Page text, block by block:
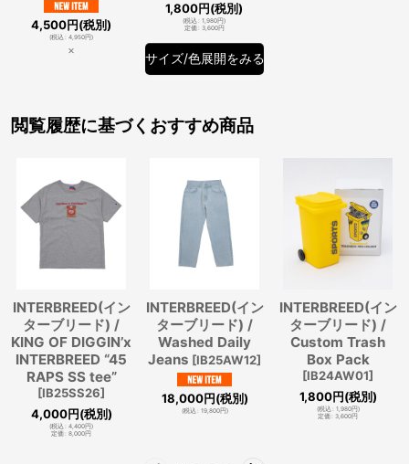
4,500円(税別)
(税込: 4,950円)
×
1,800円(税別)
(税込: 1,980円)
定価 : 3,600円
サイズ/色展開をみる
閲覧履歴に基づくおすすめ商品
INTERBREED(イン
ターブリード) /
KING OF DIGGIN’x
INTERBREED “45
RAPS SS tee”
[IB25SS26]
4,000円(税別)
(税込: 4,400円)
定価 : 8,000円
INTERBREED(イン
ターブリード) /
Washed Daily
Jeans [IB25AW12]
18,000円(税別)
(税込: 19,800円)
INTERBREED(イン
ターブリード) /
Custom Trash
Box Pack
[IB24AW01]
1,800円(税別)
(税込: 1,980円)
定価 : 3,600円